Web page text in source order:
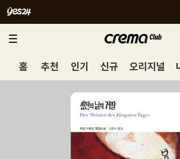
홈 추천 인기 신규 오리지널